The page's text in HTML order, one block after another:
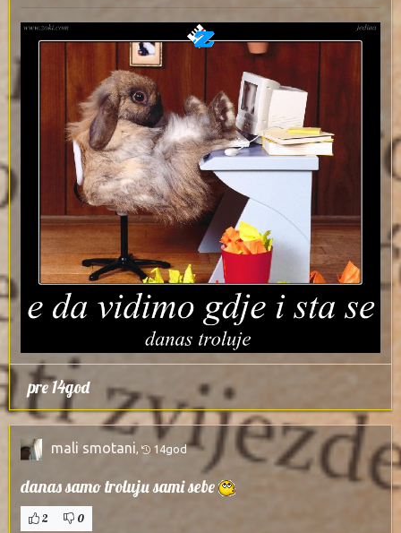
pre 14god
mali smotani 14god
danas samo troluju sami sebe
2 0